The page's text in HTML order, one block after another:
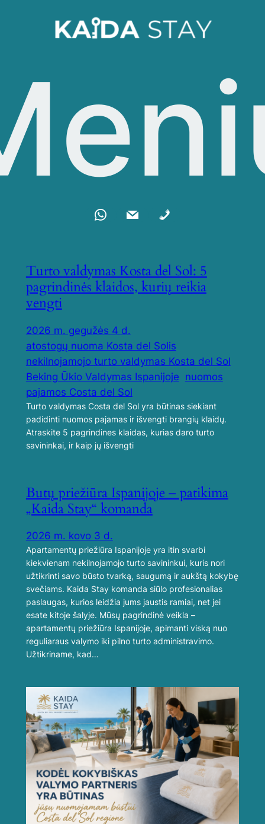
Turto valdymas Kosta del Sol: 5
pagrindinės klaidos, kurių reikia
vengti
2026 m. gegužės 4 d.
atostogų nuoma Kosta del Solis
nekilnojamojo turto valdymas Kosta del Sol
Beking Ūkio Valdymas Ispanijoje nuomos
pajamos Costa del Sol
Turto valdymas Costa del Sol yra būtinas siekiant
padidinti nuomos pajamas ir išvengti brangių klaidų.
Atraskite 5 pagrindines klaidas, kurias daro turto
savininkai, ir kaip jų išvengti
Butų priežiūra Ispanijoje – patikima
„Kaida Stay“ komanda
2026 m. kovo 3 d.
Apartamentų priežiūra Ispanijoje yra itin svarbi
kiekvienam nekilnojamojo turto savininkui, kuris nori
užtikrinti savo būsto tvarką, saugumą ir aukštą kokybę
svečiams. Kaida Stay komanda siūlo profesionalias
paslaugas, kurios leidžia jums jaustis ramiai, net jei
esate kitoje šalyje. Mūsų pagrindinė veikla –
apartamentų priežiūra Ispanijoje, apimanti viską nuo
reguliaraus valymo iki pilno turto administravimo.
Užtikriname, kad…